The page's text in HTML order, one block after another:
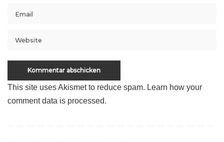
This site uses Akismet to reduce spam. Learn how your
comment data is processed.